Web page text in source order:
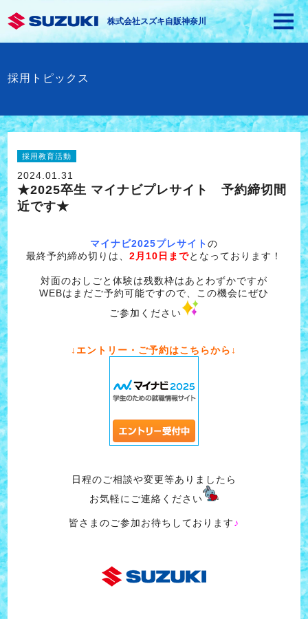
株式会社スズキ自販神奈川
採用トピックス
採用教育活動
2024.01.31
★2025卒生 マイナビプレサイト 予約締切間
近です★
マイナビ2025プレサイトの
最終予約締め切りは、 2月10日までとなっております！
対面のおしごと体験は残数枠はあとわずかですが
WEBはまだご予約可能ですので、この機会にぜひ
ご参加ください
↓エントリー・ご予約はこちらから↓
日程のご相談や変更等ありましたら
お気軽にご連絡ください
皆さまのご参加お待ちしております♪